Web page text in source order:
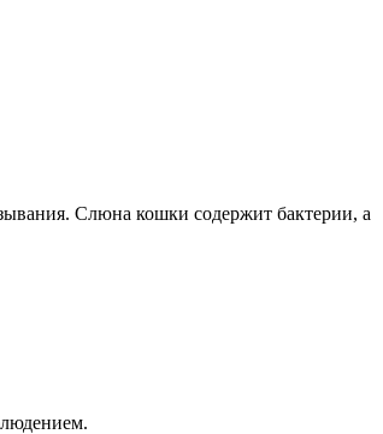
Слюна кошки содержит бактерии, а